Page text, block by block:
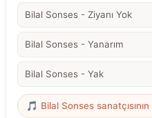
Bilal Sonses - Ziyanı Yok
Bilal Sonses - Yanarım
Bilal Sonses - Yak
🎵 Bilal Sonses